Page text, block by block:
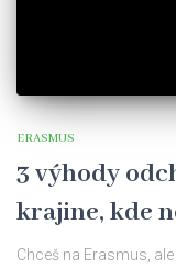
ERASMUS
3 výhody
krajine, kde
Chceš na Erasmus,